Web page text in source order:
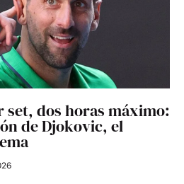
set, dos horas máximo:
de Djokovic, el